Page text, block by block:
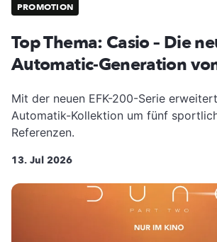
PROMOTION
Top Thema: Casio – Die
Automatic-Generation
Mit der neuen EFK-200-Serie
Automatik-Kollektion um fünf
Referenzen.
13. Jul 2026